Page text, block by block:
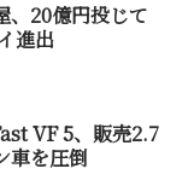
、20億円投じて
進出
VF 5、販売2.7
車を圧倒